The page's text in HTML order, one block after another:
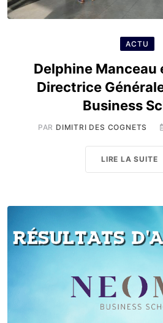
ACTU
Delphine Manceau
Directrice
Business
PAR DIMITRI DES COGNETS
LIRE LA SUITE